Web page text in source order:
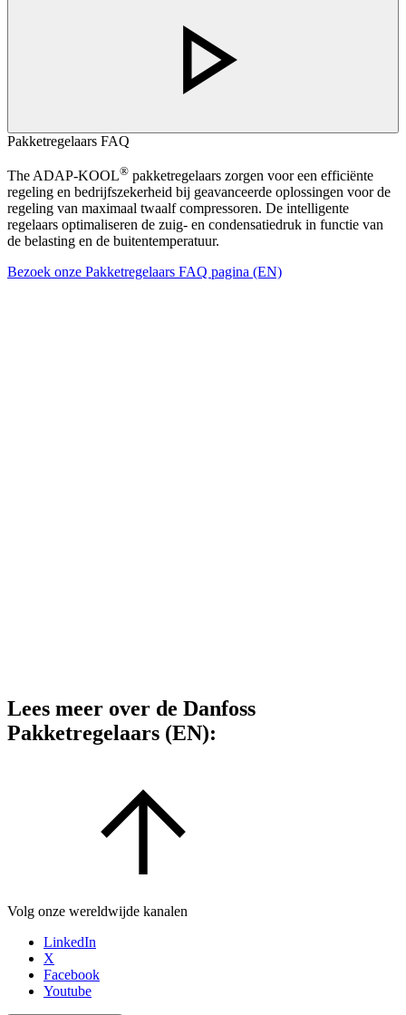
Pakketregelaars FAQ
The ADAP-KOOL® pakketregelaars zorgen voor een efficiënte
regeling en bedrijfszekerheid bij geavanceerde oplossingen voor de
regeling van maximaal twaalf compressoren. De intelligente
regelaars optimaliseren de zuig- en condensatiedruk in functie van
de belasting en de buitentemperatuur.
Bezoek onze Pakketregelaars FAQ pagina (EN)
Lees meer over de Danfoss
Pakketregelaars (EN):
Volg onze wereldwijde kanalen
LinkedIn
X
Facebook
Youtube